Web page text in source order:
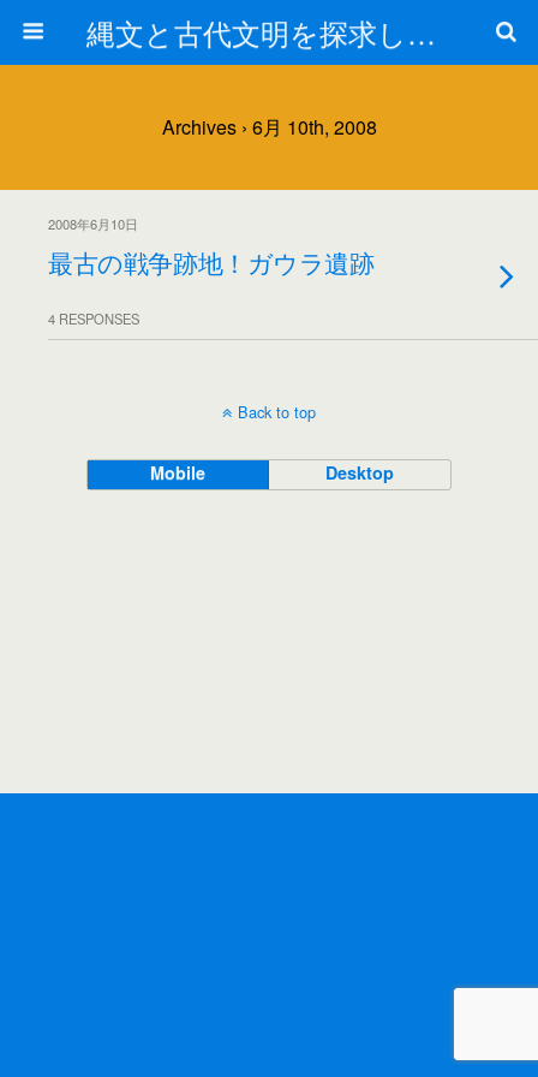
縄文と古代文明を探求しよう！
Archives › 6月 10th, 2008
2008年6月10日
最古の戦争跡地！ガウラ遺跡
4 RESPONSES
Back to top
Mobile Desktop